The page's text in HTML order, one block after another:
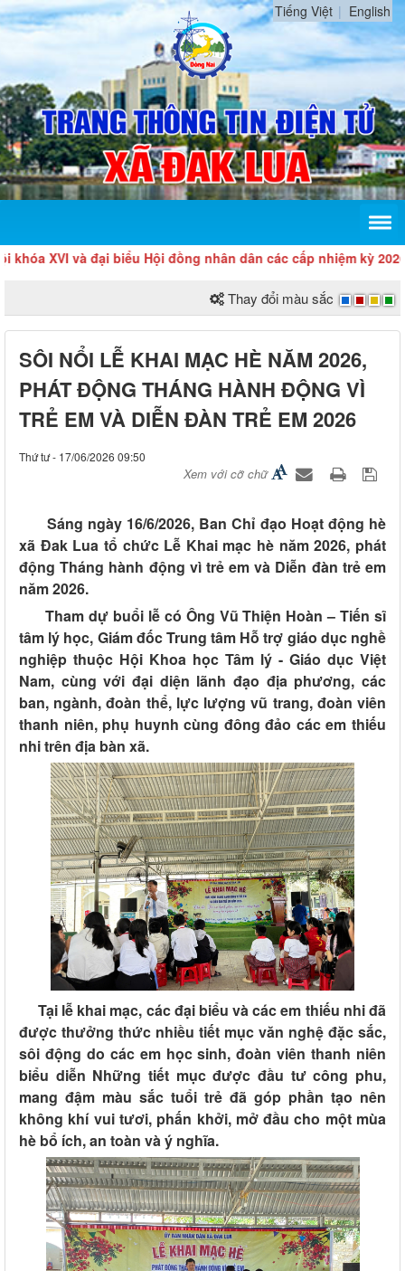
Tiếng Việt English
và đại biểu Hội đồng nhân dân các cấp nhiệm kỳ 2026 –
Thay đổi màu sắc
SÔI NỔI LỄ KHAI MẠC HÈ NĂM 2026,
PHÁT ĐỘNG THÁNG HÀNH ĐỘNG VÌ
TRẺ EM VÀ DIỄN ĐÀN TRẺ EM 2026
Thứ tư - 17/06/2026 09:50
Xem với cỡ chữ
Sáng ngày 16/6/2026, Ban Chỉ đạo Hoạt động hè
xã Đak Lua tổ chức Lễ Khai mạc hè năm 2026, phát
động Tháng hành động vì trẻ em và Diễn đàn trẻ em
năm 2026.
Tham dự buổi lễ có Ông Vũ Thiện Hoàn – Tiến sĩ
tâm lý học, Giám đốc Trung tâm Hỗ trợ giáo dục nghề
nghiệp thuộc Hội Khoa học Tâm lý - Giáo dục Việt
Nam, cùng với đại diện lãnh đạo địa phương, các
ban, ngành, đoàn thể, lực lượng vũ trang, đoàn viên
thanh niên, phụ huynh cùng đông đảo các em thiếu
nhi trên địa bàn xã.
Tại lễ khai mạc, các đại biểu và các em thiếu nhi đã
được thưởng thức nhiều tiết mục văn nghệ đặc sắc,
sôi động do các em học sinh, đoàn viên thanh niên
biểu diễn Những tiết mục được đầu tư công phu,
mang đậm màu sắc tuổi trẻ đã góp phần tạo nên
không khí vui tươi, phấn khởi, mở đầu cho một mùa
hè bổ ích, an toàn và ý nghĩa.